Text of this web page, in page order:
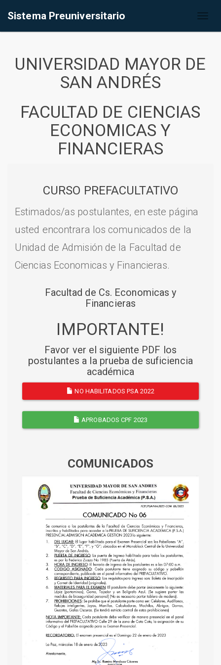
Sistema Preuniversitario
UNIVERSIDAD MAYOR DE
SAN ANDRÉS
FACULTAD DE CIENCIAS
ECONOMICAS Y
FINANCIERAS
CURSO PREFACULTATIVO
Estimados/as postulantes, en este página
usted encontrara los comunicados de la
Unidad de Admisión de la Facultad de
Ciencias Economicas y Financieras.
Facultad de Cs. Economicas y
Financieras
IMPORTANTE!
Favor ver el siguiente PDF los
postulantes a la prueba de suficiencia
académica
NO HABILITADOS PSA 2022
APROBADOS CPF 2023
COMUNICADOS